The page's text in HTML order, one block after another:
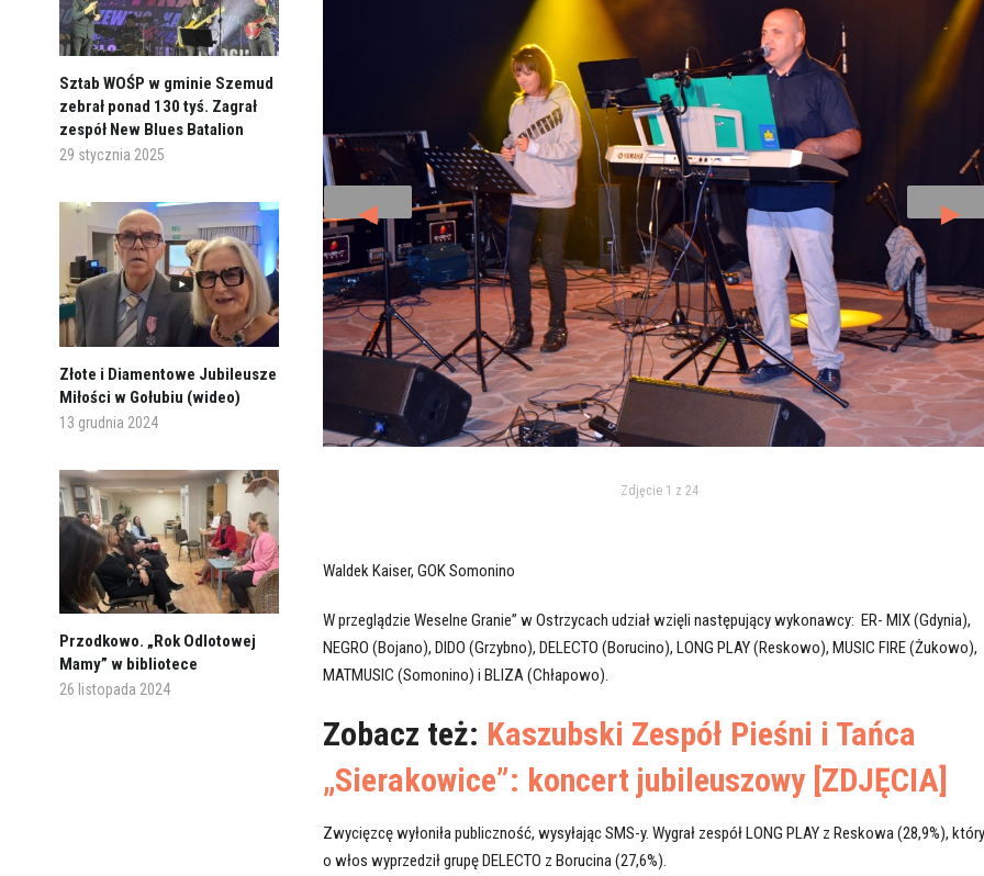
Sztab WOŚP w gminie Szemud
zebrał ponad 130 tyś. Zagrał
zespół New Blues Batalion
29 stycznia 2025
Złote i Diamentowe Jubileusze
Miłości w Gołubiu (wideo)
13 grudnia 2024
Przodkowo. „Rok Odlotowej
Mamy” w bibliotece
26 listopada 2024
◄ ►
Zdjęcie 1 z 24
Waldek Kaiser, GOK Somonino
W przeglądzie Weselne Granie” w Ostrzycach udział wzięli następujący wykonawcy: ER- MIX (Gdynia),
NEGRO (Bojano), DIDO (Grzybno), DELECTO (Borucino), LONG PLAY (Reskowo), MUSIC FIRE (Żukowo),
MATMUSIC (Somonino) i BLIZA (Chłapowo).
Zobacz też: Kaszubski Zespół Pieśni i Tańca
„Sierakowice”: koncert jubileuszowy [ZDJĘCIA]
Zwycięzcę wyłoniła publiczność, wysyłając SMS-y. Wygrał zespół LONG PLAY z Reskowa (28,9%), który
o włos wyprzedził grupę DELECTO z Borucina (27,6%).